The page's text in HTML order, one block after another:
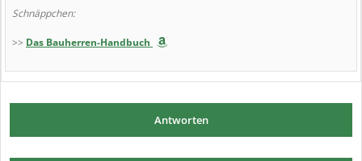
Schnäppchen:
>> Das Bauherren-Handbuch
Antworten